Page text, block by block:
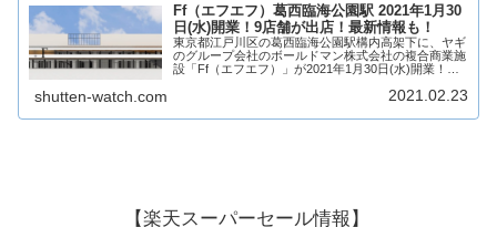
Ff（エフエフ）葛西臨海公園駅 2021年1月30
日(水)開業！9店舗が出店！最新情報も！
東京都江戸川区の葛西臨海公園駅構内高架下に、ヤギ
のグループ会社のボールドマン株式会社の複合商業施
設「Ff（エフエフ）」が2021年1月30日(水)開業！
イベントスペースなど9店舗が出店！そん...
shutten-watch.com 2021.02.23
【楽天スーパーセール情報】